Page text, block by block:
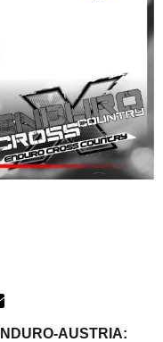
AUSTRIA: